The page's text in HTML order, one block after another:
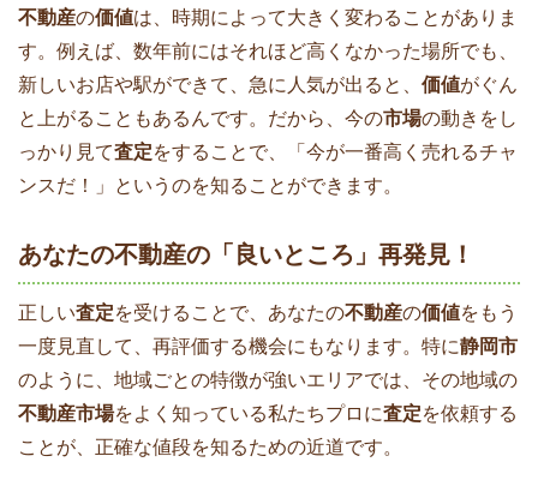
不動産の価値は、時期によって大きく変わることがありま
す。例えば、数年前にはそれほど高くなかった場所でも、
新しいお店や駅ができて、急に人気が出ると、 価値がぐん
と上がることもあるんです。だから、今の市場の動きをし
っかり見て査定をすることで、「今が一番高く売れるチャ
ンスだ！」というのを知ることができます。
あなたの不動産の「良いところ」再発見！
正しい査定を受けることで、あなたの不動産の価値をもう
一度見直して、再評価する機会にもなります。特に静岡市
のように、地域ごとの特徴が強いエリアでは、その地域の
不動産市場をよく知っている私たちプロに査定を依頼する
ことが、正確な値段を知るための近道です。